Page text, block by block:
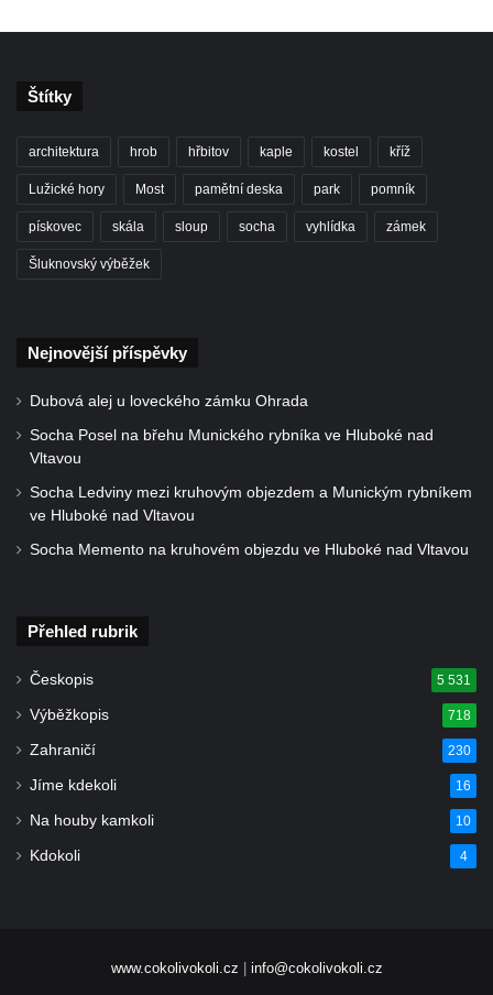
zámku v Teplicích nad Metují
Kříž před kostelem Panny Marie Pomocné v
Teplicích nad Metují
Kříž na hřbitově v Teplicích nad Metují
Boží muka nad pramenem U svatého
Antoníčka v Teplicích nad Metují
Kříž u kostela Nanebevzetí Panny Marie v
Polici nad Metují
Kříž pod domem čp. 177 na Vlčí Hoře
Centrální kříž hřbitova Vlčí Hora
Kříž u domu čp. 128 na Vlčí Hoře
Kříž u domu čp. 79 v ulici Salmovská ve
Velkém Šenově
Kříž naproti domu čp. 23 v ulici Salmovská
Údajný kříž u silnice č. 15 západně od
Štítky
architektura hrob hřbitov kaple kostel kříž
Lužické hory Most pamětní deska park pomník
pískovec skála sloup socha vyhlídka zámek
Šluknovský výběžek
Nejnovější příspěvky
Dubová alej u loveckého zámku Ohrada
Socha Posel na břehu Munického rybníka ve Hluboké nad
Vltavou
Socha Ledviny mezi kruhovým objezdem a Munickým rybníkem
ve Hluboké nad Vltavou
Socha Memento na kruhovém objezdu ve Hluboké nad Vltavou
Přehled rubrik
Českopis 5 531
Výběžkopis 718
Zahraničí 230
Jíme kdekoli 16
Na houby kamkoli 10
Kdokoli 4
www.cokolivokoli.cz info@cokolivokoli.cz